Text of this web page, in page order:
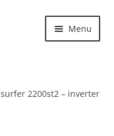
Menu
surfer 2200st2 – inverter